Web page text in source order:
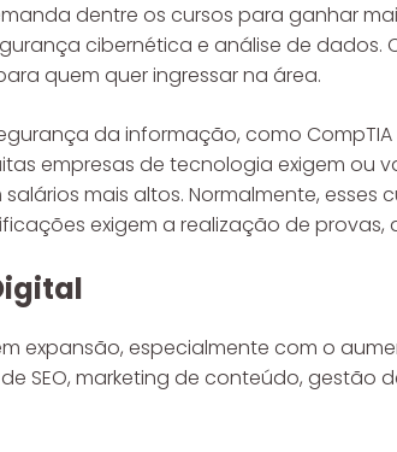
dentre os cursos para ganhar
cibernética e análise de dados.
quem quer ingressar na área.
da informação, como CompTIA
empresas de tecnologia exigem ou
mais altos. Normalmente, esses
exigem a realização de
expansão, especialmente com o
SEO, marketing de conteúdo,